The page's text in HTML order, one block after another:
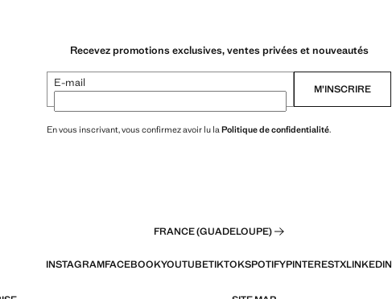
Recevez promotions exclusives, ventes privées et nouveautés
E-mail M’INSCRIRE
En vous inscrivant, vous confirmez avoir lu la Politique de confidentialité.
FRANCE (GUADELOUPE)
INSTAGRAMFACEBOOKYOUTUBETIKTOKSPOTIFYPINTERESTXLINKEDIN